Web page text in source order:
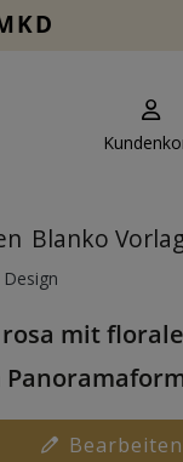
Blanko
Design
mit
Bearbeiten